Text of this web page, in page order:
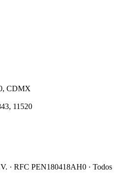
CDMX
11520
· RFC PEN180418AH0 · Todos